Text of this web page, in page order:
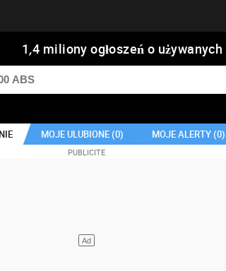
1,4 miliony ogłoszeń o używanych
MOJE ULUBIONE (0) MOJE ALERTY (0)